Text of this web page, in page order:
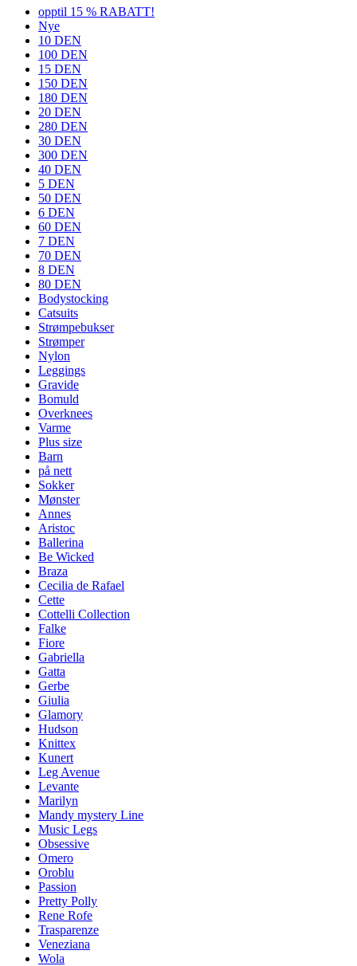
opptil 15 % RABATT!
Nye
10 DEN
100 DEN
15 DEN
150 DEN
180 DEN
20 DEN
280 DEN
30 DEN
300 DEN
40 DEN
5 DEN
50 DEN
6 DEN
60 DEN
7 DEN
70 DEN
8 DEN
80 DEN
Bodystocking
Catsuits
Strømpebukser
Strømper
Nylon
Leggings
Gravide
Bomuld
Overknees
Varme
Plus size
Barn
på nett
Sokker
Mønster
Annes
Aristoc
Ballerina
Be Wicked
Braza
Cecilia de Rafael
Cette
Cottelli Collection
Falke
Fiore
Gabriella
Gatta
Gerbe
Giulia
Glamory
Hudson
Knittex
Kunert
Leg Avenue
Levante
Marilyn
Mandy mystery Line
Music Legs
Obsessive
Omero
Oroblu
Passion
Pretty Polly
Rene Rofe
Trasparenze
Veneziana
Wola